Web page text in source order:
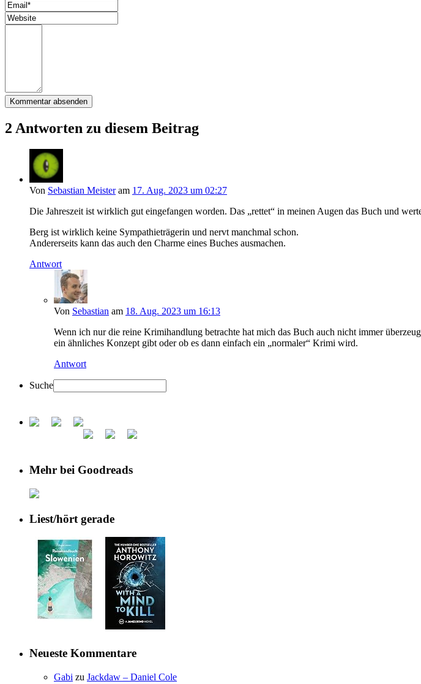
2 Antworten zu diesem Beitrag
Von Sebastian Meisteram 17. Aug. 2023 um 02:27
Die Jahreszeit ist wirklich gut eingefangen worden. Das „rettet“ in meinen Augen das Buch und
Berg ist wirklich keine Sympathieträgerin und nervt manchmal schon.
Andererseits kann das auch den Charme eines Buches ausmachen.
Antwort
Von Sebastian am 18. Aug. 2023 um 16:13
Wenn ich nur die reine Krimihandlung betrachte hat mich das Buch auch nicht immer
ein ähnliches Konzept gibt oder ob es dann einfach ein „normaler“ Krimi wird.
Antwort
Suche
Mehr bei Goodreads
Liest/hört gerade
Neueste Kommentare
Gabi zu Jackdaw – Daniel Cole